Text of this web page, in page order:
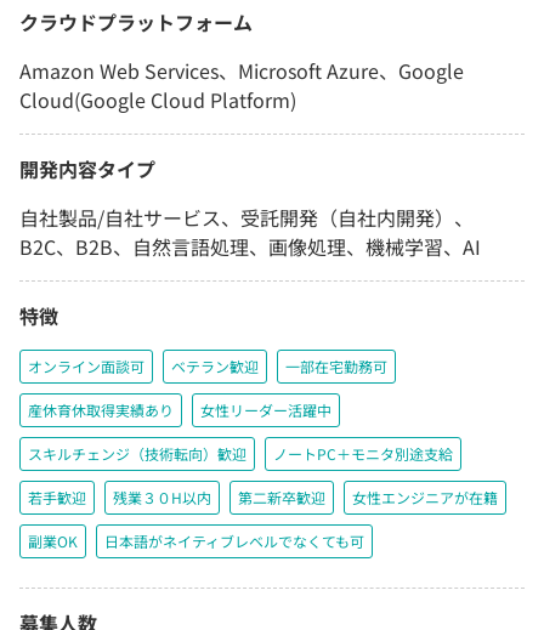
クラウドプラットフォーム
Amazon Web Services、Microsoft Azure、Google
Cloud(Google Cloud Platform)
開発内容タイプ
自社製品/自社サービス、受託開発（自社内開発）、
B2C、B2B、自然言語処理、画像処理、機械学習、AI
特徴
オンライン面談可 ベテラン歓迎 一部在宅勤務可
産休育休取得実績あり 女性リーダー活躍中
スキルチェンジ（技術転向）歓迎 ノートPC＋モニタ別途支給
若手歓迎 残業３０H以内 第二新卒歓迎 女性エンジニアが在籍
副業OK 日本語がネイティブレベルでなくても可
募集人数